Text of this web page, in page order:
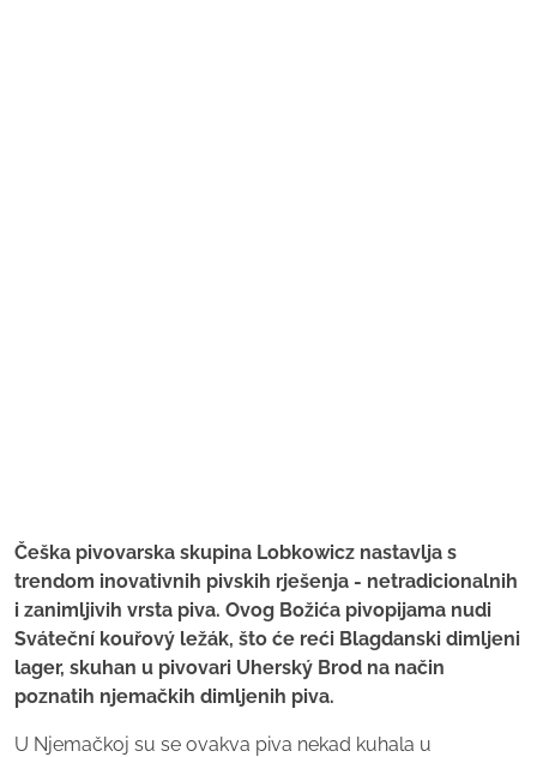
Češka pivovarska skupina Lobkowicz nastavlja s
trendom inovativnih pivskih rješenja - netradicionalnih
i zanimljivih vrsta piva. Ovog Božića pivopijama nudi
Sváteční kouřový ležák, što će reći Blagdanski dimljeni
lager, skuhan u pivovari Uherský Brod na način
poznatih njemačkih dimljenih piva.
U Njemačkoj su se ovakva piva nekad kuhala u